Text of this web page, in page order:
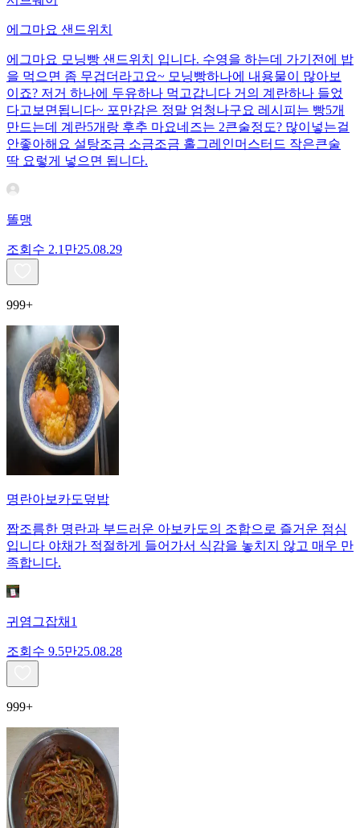
에그마요 샌드위치
에그마요 모닝빵 샌드위치 입니다. 수영을 하는데 가기전에 밥
을 먹으면 좀 무겁더라고요~ 모닝빵하나에 내용물이 많아보
이죠? 저거 하나에 두유하나 먹고갑니다 거의 계란하나 들었
다고보면됩니다~ 포만감은 정말 엄청나구요 레시피는 빵5개
만드는데 계란5개랑 후추 마요네즈는 2큰술정도? 많이넣는걸
안좋아해요 설탕조금 소금조금 홀그레인머스터드 작은큰술
딱 요렇게 넣으면 됩니다.
똘맹
조회수 2.1만25.08.29
999+
명란아보카도덮밥
짭조름한 명란과 부드러운 아보카도의 조합으로 즐거운 점심
입니다 야채가 적절하게 들어가서 식감을 놓치지 않고 매우 만
족합니다.
귀염그잡채1
조회수 9.5만25.08.28
999+